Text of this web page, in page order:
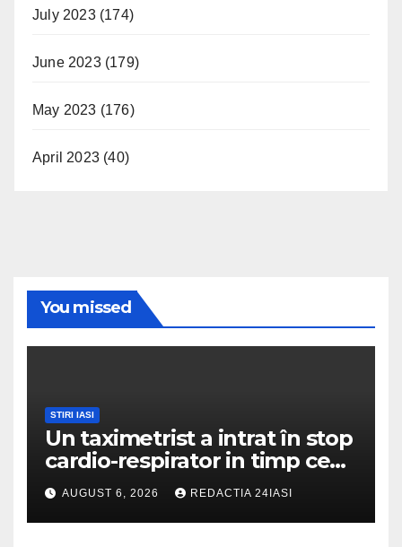
July 2023(174)
June 2023(179)
May 2023 (176)
April 2023 (40)
You missed
STIRI IASI
Un taximetrist a intrat în stop
cardio-respirator in timp ce
se afla la volan
AUGUST 6, 2026 REDACTIA 24IASI